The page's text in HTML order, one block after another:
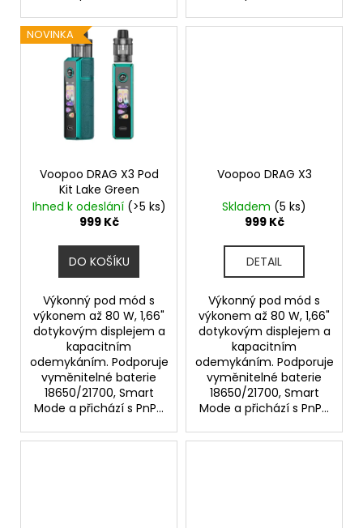
NOVINKA
Voopoo DRAG X3 Pod
Kit Lake Green
Ihned k odeslání (>5 ks)
999 Kč
DO KOŠÍKU
Výkonný pod mód s
výkonem až 80 W, 1,66"
dotykovým displejem a
kapacitním
odemykáním. Podporuje
vyměnitelné baterie
18650/21700, Smart
Mode a přichází s PnP...
Voopoo DRAG X3
Skladem (5 ks)
999 Kč
DETAIL
Výkonný pod mód s
výkonem až 80 W, 1,66"
dotykovým displejem a
kapacitním
odemykáním. Podporuje
vyměnitelné baterie
18650/21700, Smart
Mode a přichází s PnP...